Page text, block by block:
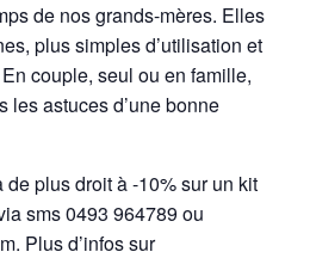
de nos grands-mères. Elles
plus simples d’utilisation et
couple, seul ou en famille,
les astuces d’une bonne
de plus droit à -10% sur un kit
sms 0493 964789 ou
Plus d’infos sur